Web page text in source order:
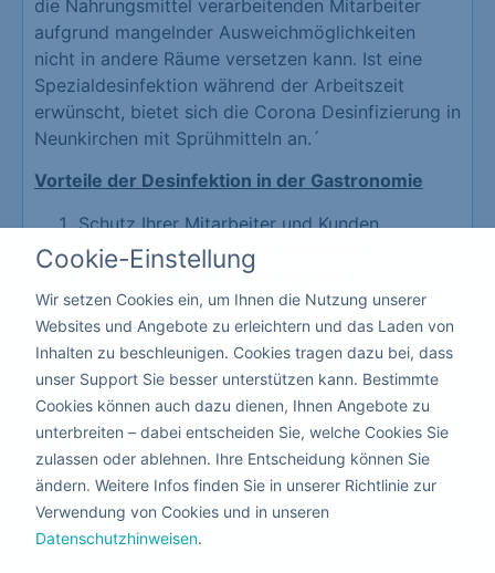
die Nahrungsmittel verarbeitenden Mitarbeiter
aufgrund mangelnder Ausweichmöglichkeiten
nicht in andere Räume versetzen kann. Ist eine
Spezialdesinfektion während der Arbeitszeit
erwünscht, bietet sich die Corona Desinfizierung in
Neunkirchen mit Sprühmitteln an.´
Vorteile der Desinfektion in der Gastronomie
Schutz Ihrer Mitarbeiter und Kunden
Erzeugt eine hohe Vertrauensbasis
Schützt vor der Schließung Ihrer
Gastronomie
Da hier keiner die Räumlichkeiten verlassen muss,
kann die Corona Desinfizierung mit giftfreien
flüssigen Mitteln nebenbei durchgeführt werden.
Kita & Schule
Cookie-Einstellung
Wir setzen Cookies ein, um Ihnen die Nutzung unserer
Websites und Angebote zu erleichtern und das Laden von
Inhalten zu beschleunigen. Cookies tragen dazu bei, dass
unser Support Sie besser unterstützen kann. Bestimmte
Cookies können auch dazu dienen, Ihnen Angebote zu
unterbreiten – dabei entscheiden Sie, welche Cookies Sie
zulassen oder ablehnen. Ihre Entscheidung können Sie
ändern. Weitere Infos finden Sie in unserer Richtlinie zur
Verwendung von Cookies und in unseren
Datenschutzhinweisen.